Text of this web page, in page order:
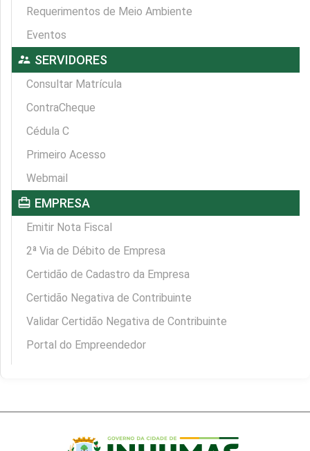
Requerimentos de Meio Ambiente
Eventos
supervisor_account SERVIDORES
Consultar Matrícula
ContraCheque
Cédula C
Primeiro Acesso
Webmail
card_travel EMPRESA
Emitir Nota Fiscal
2ª Via de Débito de Empresa
Certidão de Cadastro da Empresa
Certidão Negativa de Contribuinte
Validar Certidão Negativa de Contribuinte
Portal do Empreendedor